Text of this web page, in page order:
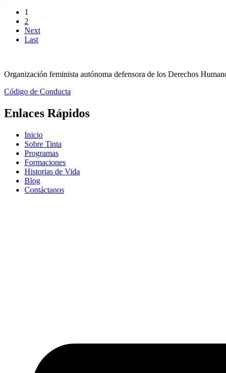
1
2
Next
Last
Organización feminista autónoma defensora de los Derechos
Código de Conducta
Enlaces Rápidos
Inicio
Sobre Tinta
Programas
Formaciones
Historias de Vida
Blog
Contáctanos